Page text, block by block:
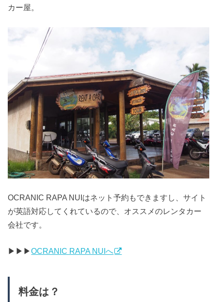
カー屋。
OCRANIC RAPA NUIはネット予約もできますし、サイト
が英語対応してくれているので、オススメのレンタカー
会社です。
▶︎▶︎▶︎OCRANIC RAPA NUIへ
料金は？